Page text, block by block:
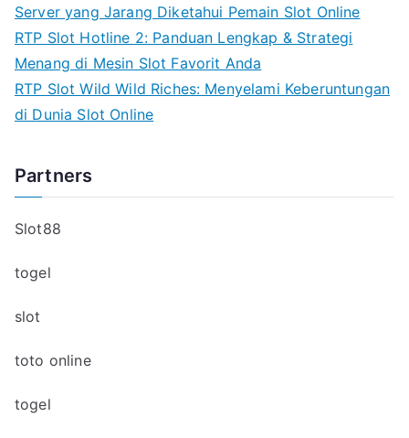
Server yang Jarang Diketahui Pemain Slot Online
RTP Slot Hotline 2: Panduan Lengkap & Strategi
Menang di Mesin Slot Favorit Anda
RTP Slot Wild Wild Riches: Menyelami Keberuntungan
di Dunia Slot Online
Partners
Slot88
togel
slot
toto online
togel